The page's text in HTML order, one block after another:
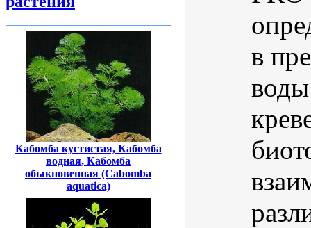
Кабомба кустистая, Кабомба
водная, Кабомба
обыкновенная (Cabomba
aquatica)
в